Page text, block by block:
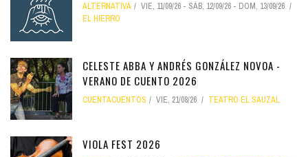
ALTERNATIVA VIE, 11/09/26 - SÁB, 12/09/26 - DOM, 13/09/26
EL HIERRO
CELESTE ABBA Y ANDRÉS GONZÁLEZ NOVOA -
VERANO DE CUENTO 2026
CUENTACUENTOS VIE, 21/08/26 TEATRO EL SAUZAL
VIOLA FEST 2026